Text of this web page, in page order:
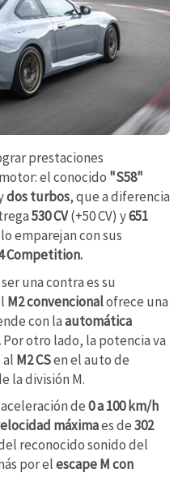
prestaciones
el conocido "S58"
dos turbos, que a diferencia
530 CV(+50 CV) y651
emparejan con sus
Competition.
una contra es su
M2 convencionalofrece una
con laautomática
Por otro lado, la potencia va
M2 CSen el auto de
la división M.
de0 a 100 km/h
máximaes de302
reconocido sonido del
por elescape M con